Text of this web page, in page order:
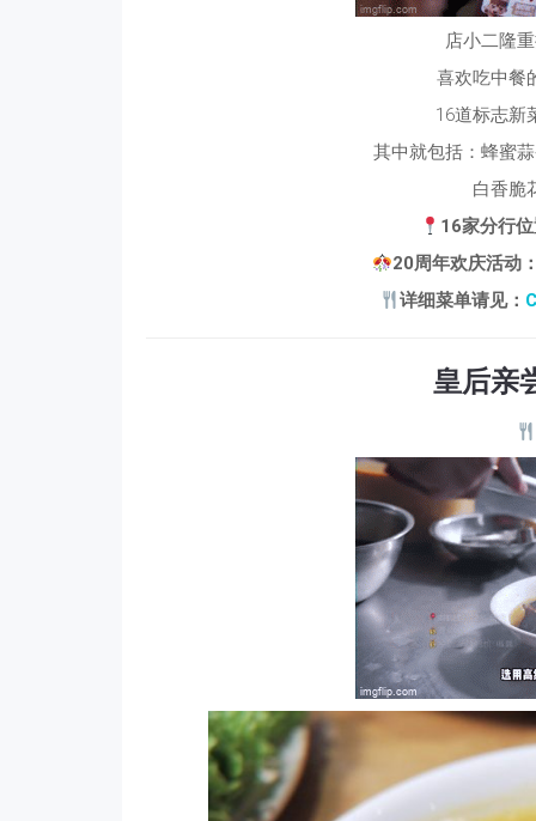
店小二隆
喜欢吃中餐
16道标志新
其中就包括：蜂蜜
白香脆
16家分行
20周年欢庆活动
详细菜单请见：
皇后亲